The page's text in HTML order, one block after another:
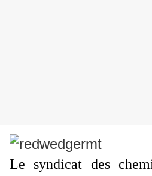
Le syndicat des